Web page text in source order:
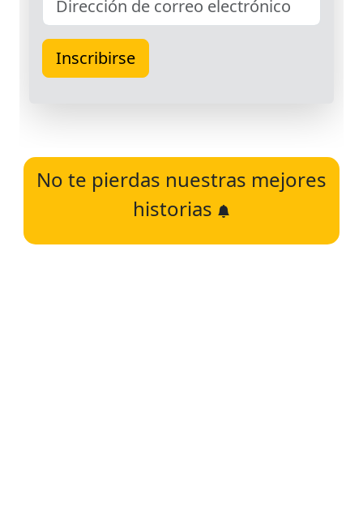
No te pierdas nuestras mejores
historias